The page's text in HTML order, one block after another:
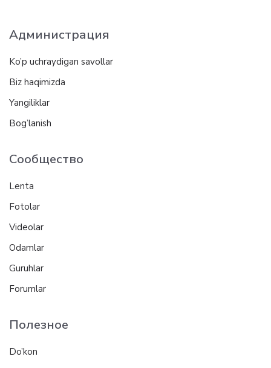
Администрация
Ko’p uchraydigan savollar
Biz haqimizda
Yangiliklar
Bog’lanish
Сообщество
Lenta
Fotolar
Videolar
Odamlar
Guruhlar
Forumlar
Полезное
Do’kon